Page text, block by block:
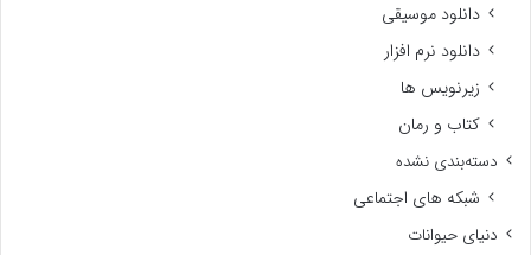
دانلود موسیقی
دانلود نرم افزار
زیرنویس ها
کتاب و رمان
دسته‌بندی نشده
شبکه های اجتماعی
دنیای حیوانات